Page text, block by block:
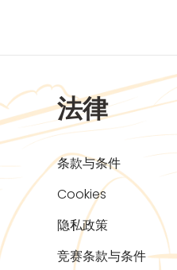
法律
条款与条件
Cookies
隐私政策
竞赛条款与条件